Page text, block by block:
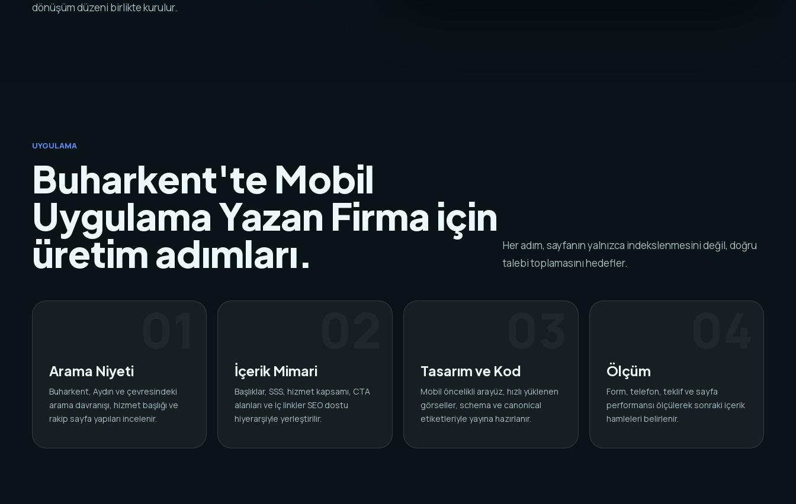
dönüşüm düzeni birlikte kurulur.
UYGULAMA
Buharkent'te Mobil
Uygulama Yazan Firma için
üretim adımları.
Her adım, sayfanın yalnızca indekslenmesini değil, doğru
talebi toplamasını hedefler.
Arama Niyeti
Buharkent, Aydın ve çevresindeki
arama davranışı, hizmet başlığı ve
rakip sayfa yapıları incelenir.
İçerik Mimari
Başlıklar, SSS, hizmet kapsamı, CTA
alanları ve iç linkler SEO dostu
hiyerarşiyle yerleştirilir.
Tasarım ve Kod
Mobil öncelikli arayüz, hızlı yüklenen
görseller, schema ve canonical
etiketleriyle yayına hazırlanır.
Ölçüm
Form, telefon, teklif ve sayfa
performansı ölçülerek sonraki içerik
hamleleri belirlenir.